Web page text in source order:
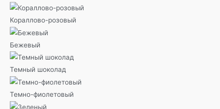
Кораллово-розовый
Бежевый
Темный шоколад
Темно-фиолетовый